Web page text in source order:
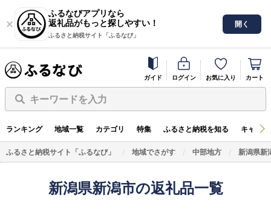
ふるなびアプリなら
返礼品がもっと探しやすい！
ふるさと納税サイト「ふるなび」
開く
ガイド ログイン お気に入り カート
キーワードを入力
ランキング 地域一覧 カテゴリ 特集 ふるさと納税を知る キャン
ふるさと納税サイト「ふるなび」 地域でさがす 中部地方 新潟県新
新潟県新潟市の返礼品一覧